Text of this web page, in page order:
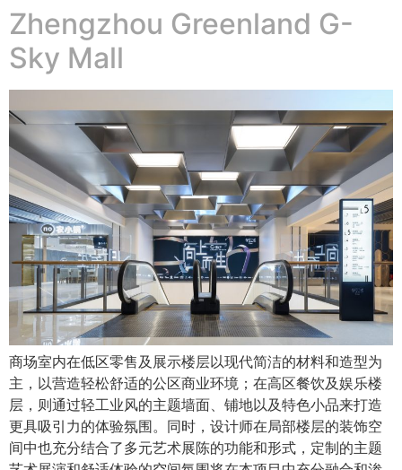
Zhengzhou Greenland G-
Sky Mall
商场室内在低区零售及展示楼层以现代简洁的材料和造型为
主，以营造轻松舒适的公区商业环境；在高区餐饮及娱乐楼
层，则通过轻工业风的主题墙面、铺地以及特色小品来打造
更具吸引力的体验氛围。同时，设计师在局部楼层的装饰空
间中也充分结合了多元艺术展陈的功能和形式，定制的主题